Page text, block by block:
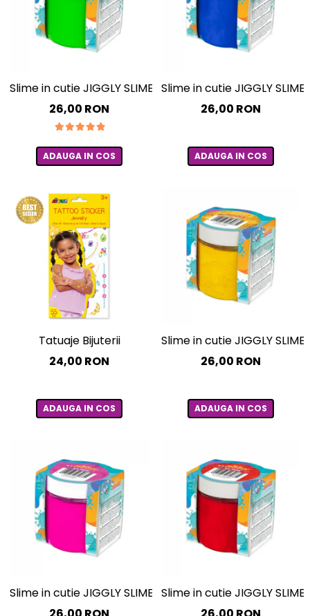
Slime in cutie JIGGLY SLIME – mar verde, 100 g
26,00 RON
ADAUGA IN COS
Slime in cutie JIGGLY
26,00 RON
ADAUGA IN COS
Tatuaje Bijuterii
24,00 RON
ADAUGA IN COS
Slime in cutie JIGGLY
26,00 RON
ADAUGA IN COS
Slime in cutie JIGGLY SLIME – roz perlat, 100 g
Slime in cutie JIGGLY